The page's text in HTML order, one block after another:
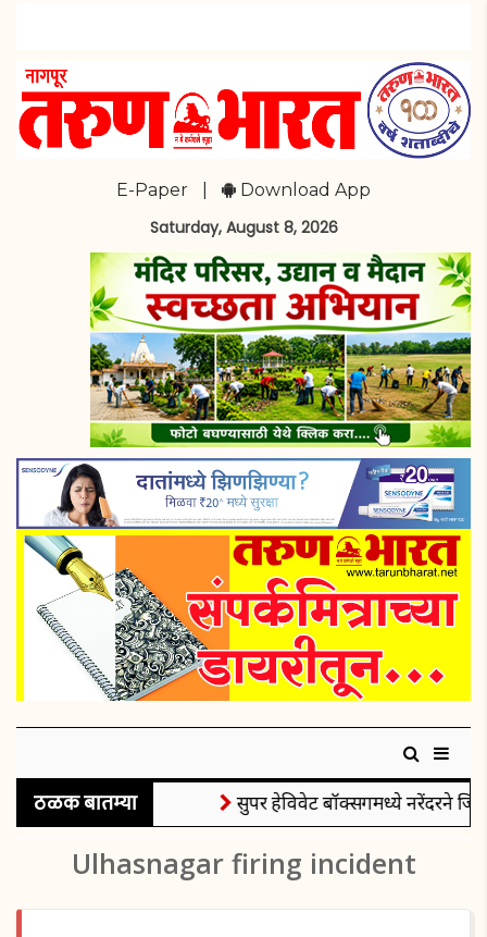
E-Paper Download App
Saturday, August 8, 2026
ठळक बातम्या सुपर हेविवेट बॉक्सिंगमध्ये नरेंदरने
Ulhasnagar firing incident